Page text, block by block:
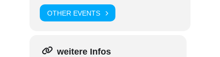
OTHER EVENTS
weitere Infos